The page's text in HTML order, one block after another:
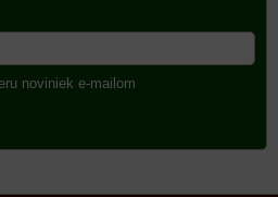
noviniek e-mailom